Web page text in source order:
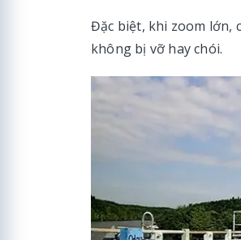
Đặc biệt, khi zoom lớn,
không bị vỡ hay chói.